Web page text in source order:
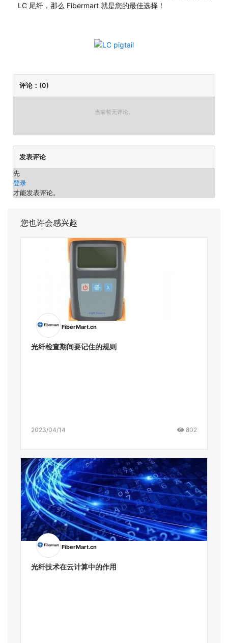
LC 尾纤，那么 Fibermart 就是您的最佳选择！
评论：(0)
当前暂无评论。
发表评论
先
登录
才能发表评论。
您也许会感兴趣
FiberMart.cn
光纤检查期间要记住的规则
2023/04/14 802
FiberMart.cn
光纤技术在云计算中的作用